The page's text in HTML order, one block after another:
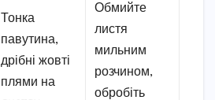
Тонка
павутина,
дрібні жовті
плями на
Обмийте
листя
мильним
розчином,
обробіть